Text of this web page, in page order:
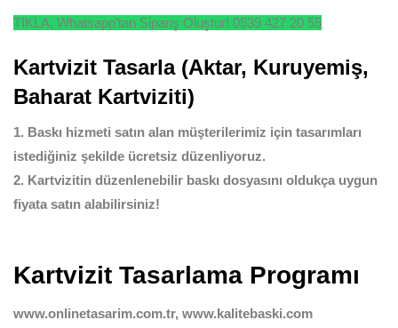
TIKLA, Whatsapp’tan Sipariş Oluştur! 0539 427 20 55
Kartvizit Tasarla (Aktar, Kuruyemiş,
Baharat Kartviziti)
1. Baskı hizmeti satın alan müşterilerimiz için tasarımları
istediğiniz şekilde ücretsiz düzenliyoruz.
2. Kartvizitin düzenlenebilir baskı dosyasını oldukça uygun
fiyata satın alabilirsiniz!
Kartvizit Tasarlama Programı
www.onlinetasarim.com.tr, www.kalitebaski.com